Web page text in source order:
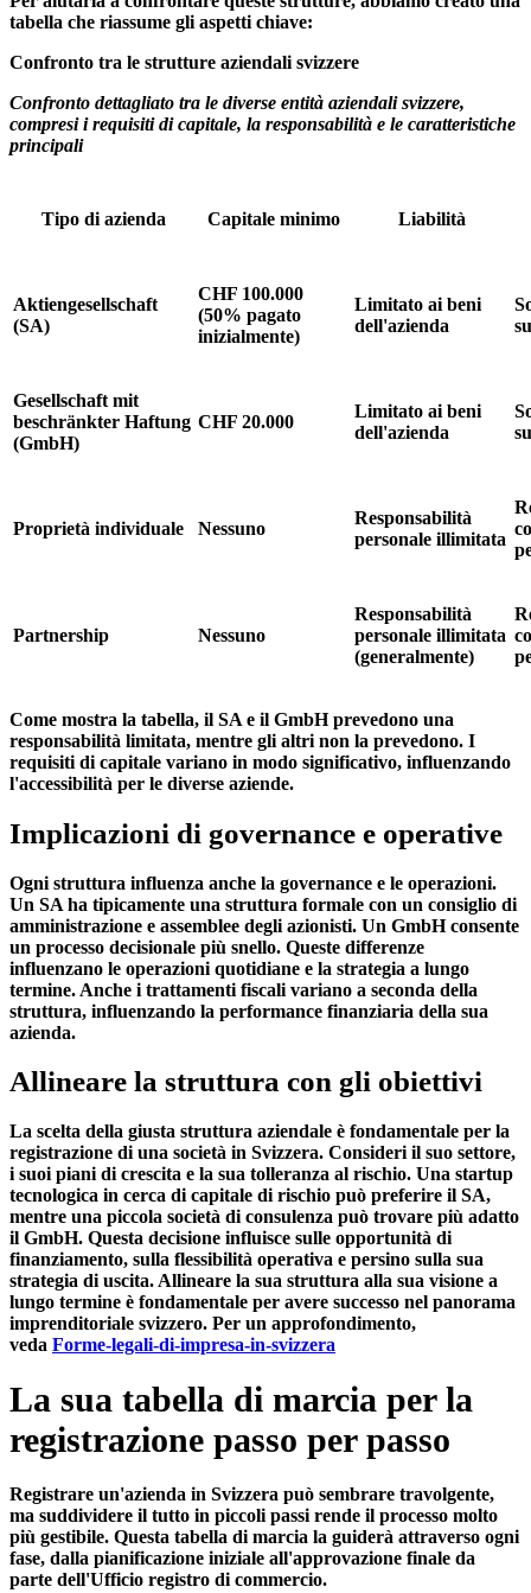
tabella che riassume gli aspetti chiave:
Confronto tra le strutture aziendali svizzere
Confronto dettagliato tra le diverse entità aziendali svizzere,
compresi i requisiti di capitale, la responsabilità e le caratteristiche
principali
Tipo di azienda Capitale minimo Liabilità
Aktiengesellschaft
(SA)
CHF 100.000
(50% pagato
inizialmente)
Limitato ai beni
dell'azienda
Gesellschaft mit
beschränkter Haftung
(GmbH)
CHF 20.000
Limitato ai beni
dell'azienda
Proprietà individuale Nessuno
Responsabilità
personale illimitata
Partnership Nessuno
Responsabilità
personale illimitata
(generalmente)
Come mostra la tabella, il SA e il GmbH prevedono una
responsabilità limitata, mentre gli altri non la prevedono. I
requisiti di capitale variano in modo significativo, influenzando
l'accessibilità per le diverse aziende.
Implicazioni di governance e operative
Ogni struttura influenza anche la governance e le operazioni.
Un SA ha tipicamente una struttura formale con un consiglio di
amministrazione e assemblee degli azionisti. Un GmbH consente
un processo decisionale più snello. Queste differenze
influenzano le operazioni quotidiane e la strategia a lungo
termine. Anche i trattamenti fiscali variano a seconda della
struttura, influenzando la performance finanziaria della sua
azienda.
Allineare la struttura con gli obiettivi
La scelta della giusta struttura aziendale è fondamentale per la
registrazione di una società in Svizzera. Consideri il suo settore,
i suoi piani di crescita e la sua tolleranza al rischio. Una startup
tecnologica in cerca di capitale di rischio può preferire il SA,
mentre una piccola società di consulenza può trovare più adatto
il GmbH. Questa decisione influisce sulle opportunità di
finanziamento, sulla flessibilità operativa e persino sulla sua
strategia di uscita. Allineare la sua struttura alla sua visione a
lungo termine è fondamentale per avere successo nel panorama
imprenditoriale svizzero. Per un approfondimento,
veda Forme-legali-di-impresa-in-svizzera
La sua tabella di marcia per la
registrazione passo per passo
Registrare un'azienda in Svizzera può sembrare travolgente,
ma suddividere il tutto in piccoli passi rende il processo molto
più gestibile. Questa tabella di marcia la guiderà attraverso ogni
fase, dalla pianificazione iniziale all'approvazione finale da
parte dell'Ufficio registro di commercio.